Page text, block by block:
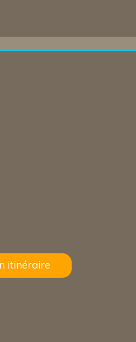
itinéraire